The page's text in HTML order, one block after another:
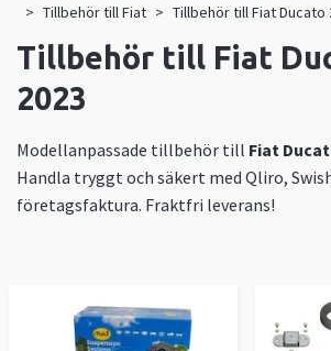
Tillbehör till Fiat
Tillbehör till Fiat Ducato
Tillbehör till Fiat
2023
Modellanpassade tillbehör till Fiat
Handla tryggt och säkert med Qliro,
företagsfaktura. Fraktfri leverans!